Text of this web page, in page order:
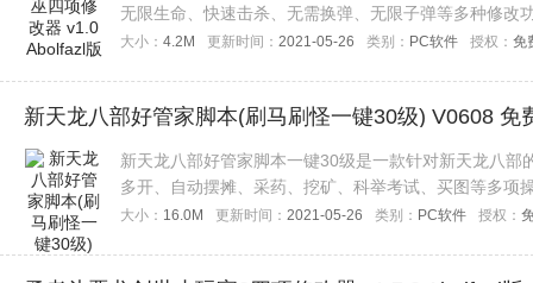
无限生命、快速击杀、无需换弹、无限子弹等多种修改
在，喜欢的玩家们赶快来下载这款修改器吧！
大小： 4.2M 更新时间： 2021-05-26 类别： PC软件 授权： 免
新天龙八部好管家脚本(刷马刷怪一键30级) V0608 免
新天龙八部好管家脚本一键30级是一款针对新天龙八
多开、自动摆摊、采药、挖矿、科举考试、买图等多项
来下载吧。
大小： 16.0M 更新时间： 2021-05-26 类别： PC软件 授权：